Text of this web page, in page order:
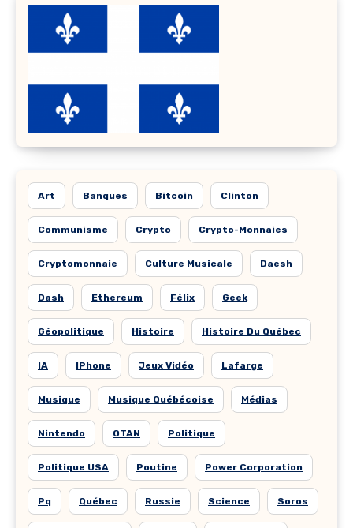
Art Banques Bitcoin Clinton
Communisme Crypto Crypto-Monnaies
Cryptomonnaie Culture Musicale Daesh
Dash Ethereum Félix Geek
Géopolitique Histoire Histoire Du Québec
IA IPhone Jeux Vidéo Lafarge
Musique Musique Québécoise Médias
Nintendo OTAN Politique
Politique USA Poutine Power Corporation
Pq Québec Russie Science Soros